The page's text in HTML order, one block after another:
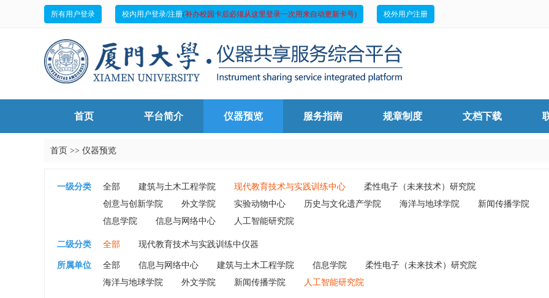
所有用户登录 校内用户登录/注册(补办校园卡后必须从这里登录一次用来自动更新卡号) 校外用户注册
首页 平台简介 仪器预览 服务指南 规章制度 文档下载
首页 >> 仪器预览
一级分类 全部 建筑与土木工程学院 现代教育技术与实践训练中心
柔性电子（未来技术）研究院
创意与创新学院
外文学院 实验动物中心 历史与文化遗产学院 海洋与地球学院
新闻传播学院
信息学院
信息与网络中心 人工智能研究院
二级分类 全部 现代教育技术与实践训练中仪器
所属单位 全部 信息与网络中心 建筑与土木工程学院 信息学院
柔性电子（未来技术）研究院
海洋与地球学院
外文学院 新闻传播学院 人工智能研究院